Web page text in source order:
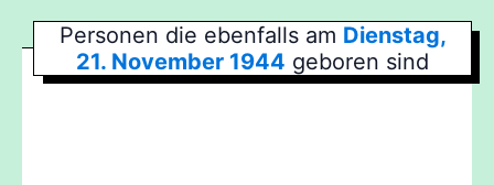
Personen die ebenfalls am Dienstag,
21. November 1944 geboren sind